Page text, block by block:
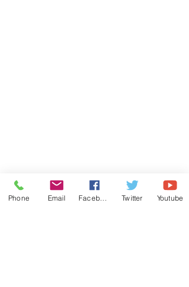
Phone Email Twitter Youtube